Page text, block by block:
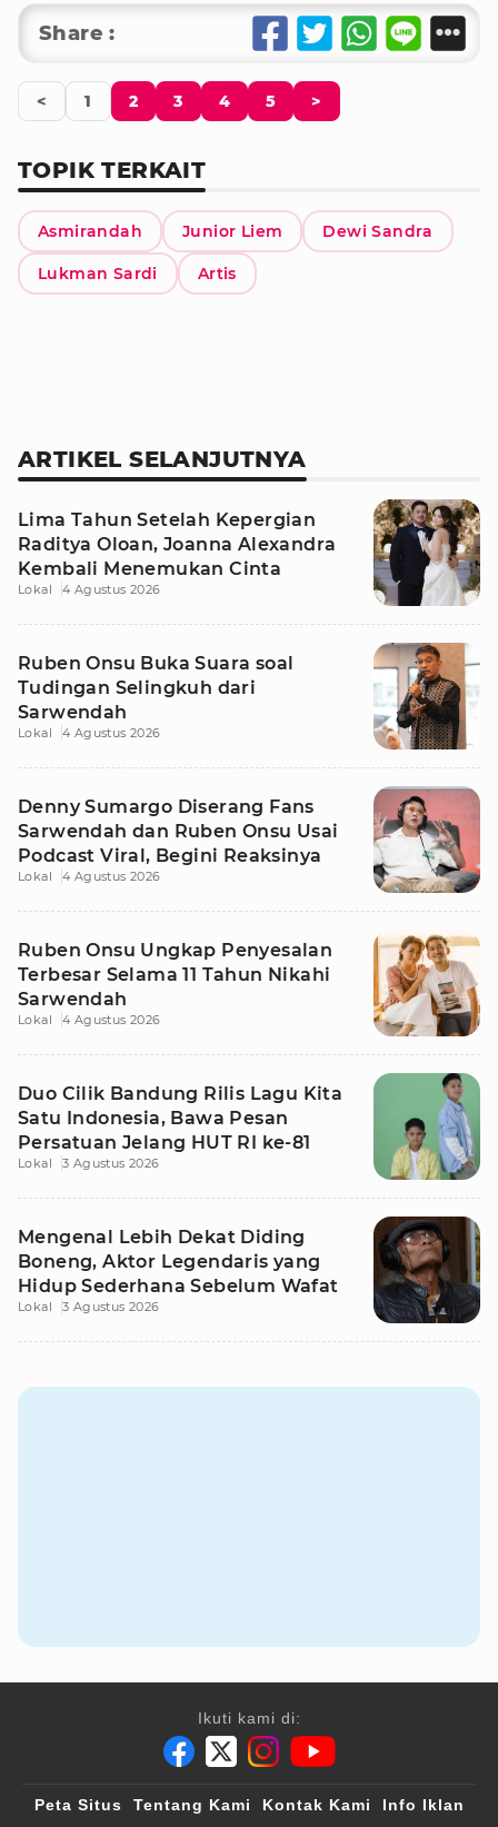
Share :
< 1 2 3 4 5 >
TOPIK TERKAIT
Asmirandah Junior Liem Dewi Sandra
Lukman Sardi Artis
ARTIKEL SELANJUTNYA
Lima Tahun Setelah Kepergian
Raditya Oloan, Joanna Alexandra
Kembali Menemukan Cinta
Lokal 4 Agustus 2026
Ruben Onsu Buka Suara soal
Tudingan Selingkuh dari
Sarwendah
Lokal 4 Agustus 2026
Denny Sumargo Diserang Fans
Sarwendah dan Ruben Onsu Usai
Podcast Viral, Begini Reaksinya
Lokal 4 Agustus 2026
Ruben Onsu Ungkap Penyesalan
Terbesar Selama 11 Tahun Nikahi
Sarwendah
Lokal 4 Agustus 2026
Duo Cilik Bandung Rilis Lagu Kita
Satu Indonesia, Bawa Pesan
Persatuan Jelang HUT RI ke-81
Lokal 3 Agustus 2026
Mengenal Lebih Dekat Diding
Boneng, Aktor Legendaris yang
Hidup Sederhana Sebelum Wafat
Lokal 3 Agustus 2026
Ikuti kami di:
Peta Situs Tentang Kami Kontak Kami
Info Iklan